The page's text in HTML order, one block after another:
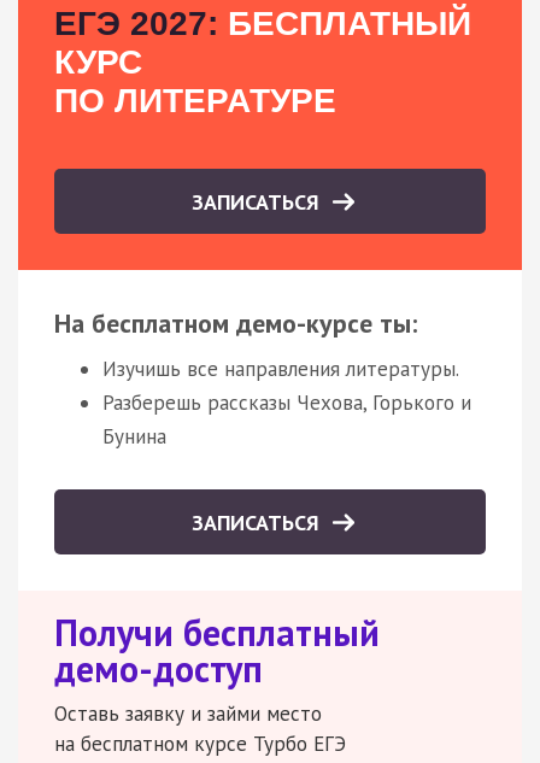
ЕГЭ 2027: БЕСПЛАТНЫЙ
КУРС
ПО ЛИТЕРАТУРЕ
ЗАПИСАТЬСЯ
На бесплатном демо-курсе ты:
Изучишь все направления литературы.
Разберешь рассказы Чехова, Горького и
Бунина
ЗАПИСАТЬСЯ
Получи бесплатный
демо-доступ
Оставь заявку и займи место
на бесплатном курсе Турбо ЕГЭ